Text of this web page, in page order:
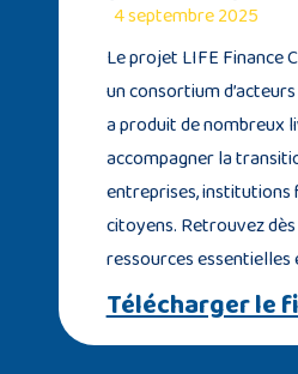
4 septembre 2025
Le projet LIFE Finance
un consortium
a produit de nombreux
accompagner la
entreprises, institutions
citoyens. Retrouvez
ressources essentielles
Télécharger le